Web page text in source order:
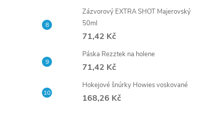
a
n
e
Zázvorový EXTRA SHOT Majerovský
50ml
71,42 Kč
Páska Rezztek na holene
71,42 Kč
Hokejové šnúrky Howies voskované
168,26 Kč